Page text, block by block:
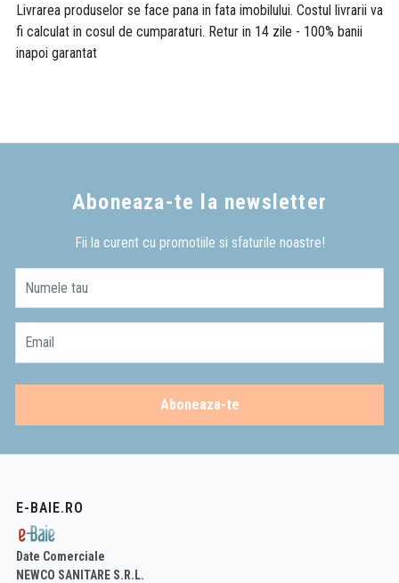
Livrarea produselor se face pana in fata imobilului. Costul livrarii va
fi calculat in cosul de cumparaturi. Retur in 14 zile - 100% banii
inapoi garantat
Aboneaza-te la newsletter
Fii la curent cu promotiile si sfaturile noastre!
Numele tau
Email
Aboneaza-te
E-BAIE.RO
Date Comerciale
NEWCO SANITARE S.R.L.